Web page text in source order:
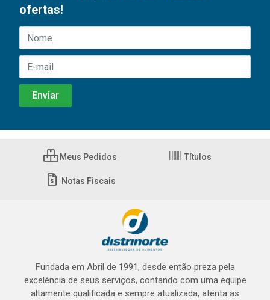
ofertas!
Meus Pedidos Títulos
Notas Fiscais
Fundada em Abril de 1991, desde então preza pela
excelência de seus serviços, contando com uma equipe
altamente qualificada e sempre atualizada, atenta as